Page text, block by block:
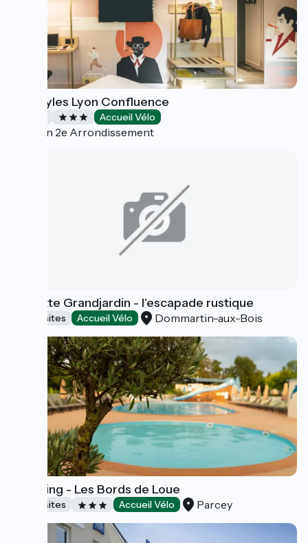
Ibis Styles Lyon Confluence
Accueil Vélo
Lyon 2e Arrondissement
Roulotte Grandjardin - l'escapade rustique
Campsites Accueil Vélo Dommartin-aux-Bois
Camping - Les Bords de Loue
Campsites Accueil Vélo Parcey